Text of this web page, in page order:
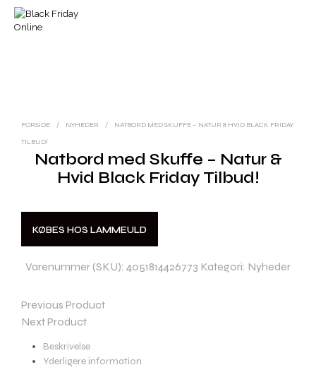
FORSIDE / NYHEDER /
NATBORD MED SKUFFE – NATUR & HVID BLACK FRIDAY
TILBUD!
Natbord med Skuffe – Natur &
Hvid Black Friday Tilbud!
KØBES HOS LAMMEULD
Varenummer (SKU): 4051814426773 Kategori: Nyheder
Previous Product
Next Product
Beskrivelse
Yderligere information